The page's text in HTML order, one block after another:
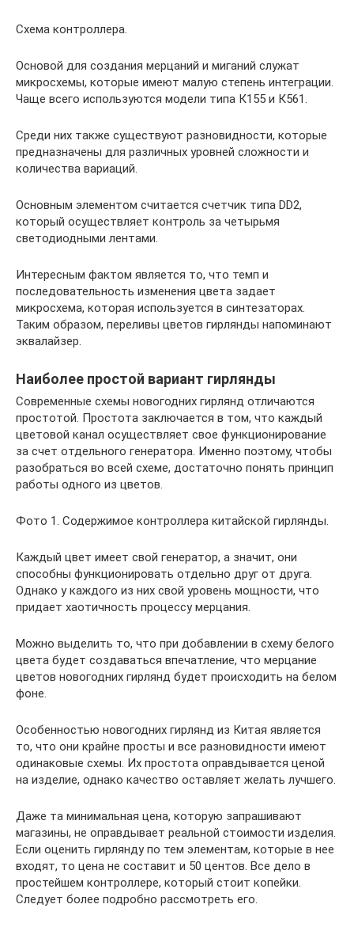
Схема контроллера.
Основой для создания мерцаний и миганий служат
микросхемы, которые имеют малую степень интеграции.
Чаще всего используются модели типа К155 и К561.
Среди них также существуют разновидности, которые
предназначены для различных уровней сложности и
количества вариаций.
Основным элементом считается счетчик типа DD2,
который осуществляет контроль за четырьмя
светодиодными лентами.
Интересным фактом является то, что темп и
последовательность изменения цвета задает
микросхема, которая используется в синтезаторах.
Таким образом, переливы цветов гирлянды напоминают
эквалайзер.
Наиболее простой вариант гирлянды
Современные схемы новогодних гирлянд отличаются
простотой. Простота заключается в том, что каждый
цветовой канал осуществляет свое функционирование
за счет отдельного генератора. Именно поэтому, чтобы
разобраться во всей схеме, достаточно понять принцип
работы одного из цветов.
Фото 1. Содержимое контроллера китайской гирлянды.
Каждый цвет имеет свой генератор, а значит, они
способны функционировать отдельно друг от друга.
Однако у каждого из них свой уровень мощности, что
придает хаотичность процессу мерцания.
Можно выделить то, что при добавлении в схему белого
цвета будет создаваться впечатление, что мерцание
цветов новогодних гирлянд будет происходить на белом
фоне.
Особенностью новогодних гирлянд из Китая является
то, что они крайне просты и все разновидности имеют
одинаковые схемы. Их простота оправдывается ценой
на изделие, однако качество оставляет желать лучшего.
Даже та минимальная цена, которую запрашивают
магазины, не оправдывает реальной стоимости изделия.
Если оценить гирлянду по тем элементам, которые в нее
входят, то цена не составит и 50 центов. Все дело в
простейшем контроллере, который стоит копейки.
Следует более подробно рассмотреть его.